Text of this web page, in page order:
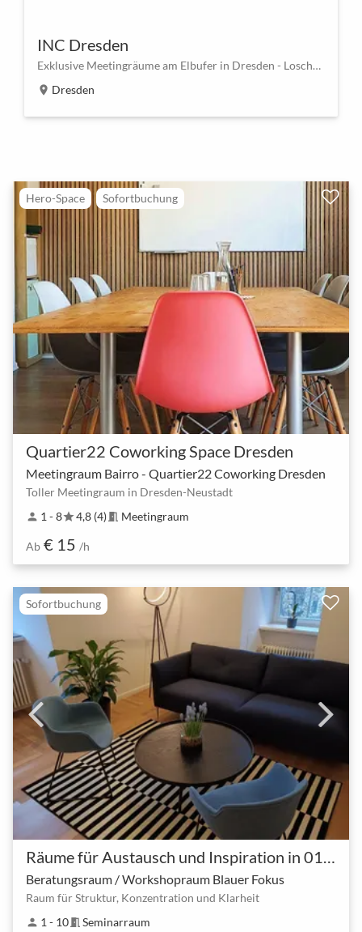
INC Dresden
Exklusive Meetingräume am Elbufer in Dresden - Loschwitz
location_on Dresden
Hero-Space Sofortbuchung
Quartier22 Coworking Space Dresden
Meetingraum Bairro - Quartier22 Coworking Dresden
Toller Meetingraum in Dresden-Neustadt
person 1 - 8star4,8 (4) meeting_room Meetingraum
Ab € 15 /h
Sofortbuchung
Beratungsraum / Workshopraum Blauer Fokus
Raum für Struktur, Konzentration und Klarheit
person 1 - 10meeting_room Seminarraum